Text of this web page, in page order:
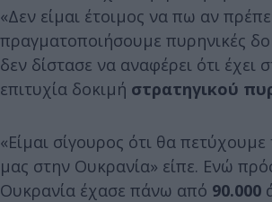
«Δεν είμαι έτοιμος να πω αν
πραγματοποιήσουμε πυρηνικές
δεν δίστασε να αναφέρει ότι έχει
επιτυχία δοκιμή στρατηγικού
«Είμαι σίγουρος ότι θα
μας στην Ουκρανία» είπε. Ενώ
Ουκρανία έχασε πάνω από 90.000